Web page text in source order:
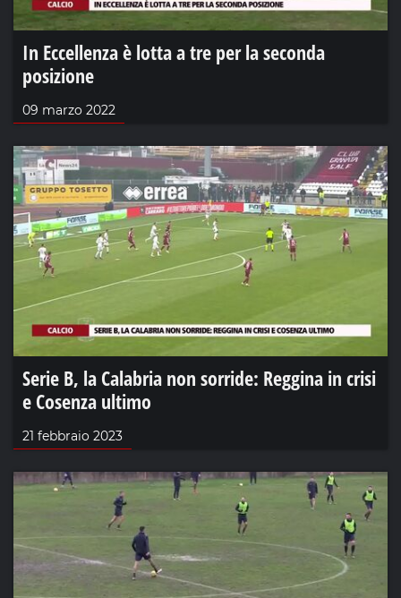
In Eccellenza è lotta a tre per la seconda
posizione
09 marzo 2022
Serie B, la Calabria non sorride: Reggina in crisi
e Cosenza ultimo
21 febbraio 2023